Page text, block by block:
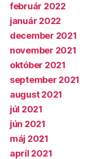
február 2022
január 2022
december 2021
november 2021
október 2021
september 2021
august 2021
júl 2021
jún 2021
máj 2021
apríl 2021